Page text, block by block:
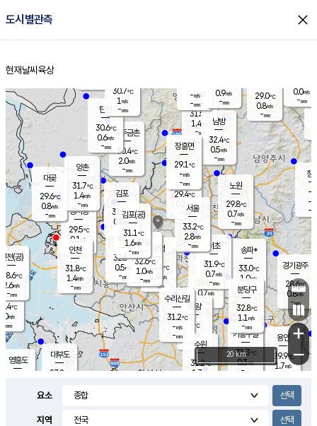
도시별관측 close
홈
현재날씨 육상
의도
℃
m/s
mm
영흥도
양주
31.5℃
1.4
-mm
과천
29.5℃
0.7m/s
- mm
용인
29.9℃
1.7m/s
경기광주
28.6℃
0.8m/s
-mm
대부도
27.8
경서동
29.5℃
0.1 m/s
-mm
파주금촌
30.4℃
2.0m/s
-mm
29.0℃
0.8m/s
-mm
대곶
29.6℃
0.8m/s
-mm
창
-
-m/
-
탄현
30.6℃
0.6m/s
-mm
0.0m/s
-mm
의왕
- ℃
m/s
mm
김포
31.5℃
0.8 m/s
mm
광명
33.4 ℃
1.9 m/s
-mm
부천
32.5℃
0.5m/s
-mm
양촌
31.7℃
1.4m/s
-mm
구로
32.6℃
1.0m/s
-mm
은평
29.4℃
0.2 m/s
- mm
노원
29.8℃
0.7m/s
-mm
송파*
33.0℃
1.0m/s
-mm
서초
31.9℃
0.7m/s
-mm
남방
32.4℃
0.5m/s
-mm
기흥구갈
31.3℃
0.3m/s
-
수리산길
31.2℃
-m/s
-mm
분당구
32.8℃
1.1 m/s
-mm
장흥면
29.1℃
-m/s
-mm
-m/s
-mm
인천(공)
28.6℃
2.6m/s
-mm
김포(공)
31.1℃
1.6m/s
-mm
수원
31.2℃
1.7 m/s
인천
31.8℃
1.4m/s
-mm
서울
33.2℃
2.8m/s
-mm
30.7℃
1 m/s
-mm
0.9m/s
-mm
+
−
20 km
요소
지역